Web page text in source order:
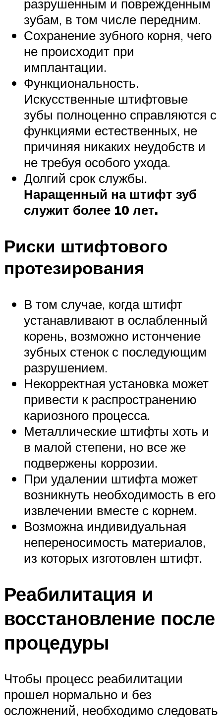
разрушенным и поврежденным
зубам, в том числе передним.
Сохранение зубного корня, чего
не происходит при
имплантации.
Функциональность.
Искусственные штифтовые
зубы полноценно справляются с
функциями естественных, не
причиняя никаких неудобств и
не требуя особого ухода.
Долгий срок службы.
Наращенный на штифт зуб
служит более 10 лет.
Риски штифтового
протезирования
В том случае, когда штифт
устанавливают в ослабленный
корень, возможно истончение
зубных стенок с последующим
разрушением.
Некорректная установка может
привести к распространению
кариозного процесса.
Металлические штифты хоть и
в малой степени, но все же
подвержены коррозии.
При удалении штифта может
возникнуть необходимость в его
извлечении вместе с корнем.
Возможна индивидуальная
непереносимость материалов,
из которых изготовлен штифт.
Реабилитация и
восстановление после
процедуры
Чтобы процесс реабилитации
прошел нормально и без
осложнений, необходимо следовать